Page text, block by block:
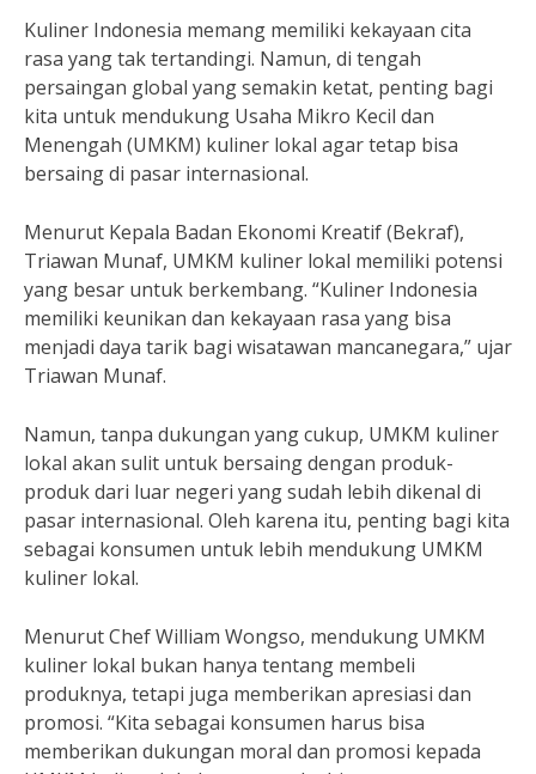
Kuliner Indonesia memang memiliki kekayaan cita
rasa yang tak tertandingi. Namun, di tengah
persaingan global yang semakin ketat, penting bagi
kita untuk mendukung Usaha Mikro Kecil dan
Menengah (UMKM) kuliner lokal agar tetap bisa
bersaing di pasar internasional.
Menurut Kepala Badan Ekonomi Kreatif (Bekraf),
Triawan Munaf, UMKM kuliner lokal memiliki potensi
yang besar untuk berkembang. “Kuliner Indonesia
memiliki keunikan dan kekayaan rasa yang bisa
menjadi daya tarik bagi wisatawan mancanegara,” ujar
Triawan Munaf.
Namun, tanpa dukungan yang cukup, UMKM kuliner
lokal akan sulit untuk bersaing dengan produk-
produk dari luar negeri yang sudah lebih dikenal di
pasar internasional. Oleh karena itu, penting bagi kita
sebagai konsumen untuk lebih mendukung UMKM
kuliner lokal.
Menurut Chef William Wongso, mendukung UMKM
kuliner lokal bukan hanya tentang membeli
produknya, tetapi juga memberikan apresiasi dan
promosi. “Kita sebagai konsumen harus bisa
memberikan dukungan moral dan promosi kepada